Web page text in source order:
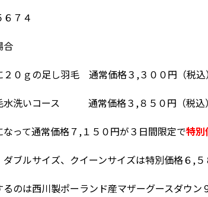
７４
合
２０ｇの足し羽毛 通常価格３,３００円（税込）
水洗いコース 通常価格３,８５０円（税込）
って通常価格７,１５０円が３日間限定で特別
ブルサイズ、クイーンサイズは特別価格６,５
のは西川製ポーランド産マザーグースダウン